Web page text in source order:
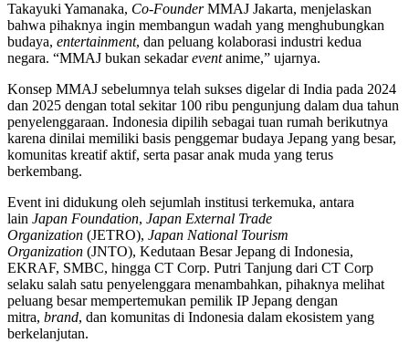
Takayuki Yamanaka, Co-FounderMMAJ Jakarta, menjelaskan
bahwa pihaknya ingin membangun wadah yang menghubungkan
budaya, entertainment, dan peluang kolaborasi industri kedua
negara. “MMAJ bukan sekadareventanime,” ujarnya.
Konsep MMAJ sebelumnya telah sukses digelar di India pada 2024
dan 2025 dengan total sekitar 100 ribu pengunjung dalam dua tahun
penyelenggaraan. Indonesia dipilih sebagai tuan rumah berikutnya
karena dinilai memiliki basis penggemar budaya Jepang yang besar,
komunitas kreatif aktif, serta pasar anak muda yang terus
berkembang.
Event ini didukung oleh sejumlah institusi terkemuka, antara
lain Japan Foundation, Japan External Trade
Organization (JETRO), Japan National Tourism
Organization (JNTO), Kedutaan Besar Jepang di Indonesia,
EKRAF, SMBC, hingga CT Corp. Putri Tanjung dari CT Corp
selaku salah satu penyelenggara menambahkan, pihaknya melihat
peluang besar mempertemukan pemilik IP Jepang dengan
mitra, brand, dan komunitas di Indonesia dalam ekosistem yang
berkelanjutan.